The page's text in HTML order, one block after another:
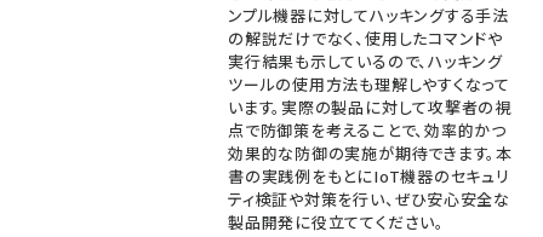
ンプル機器に対してハッキングする手法
の解説だけでなく、使用したコマンドや
実行結果も示しているので、ハッキング
ツールの使用方法も理解しやすくなって
います。実際の製品に対して攻撃者の視
点で防御策を考えることで、効率的かつ
効果的な防御の実施が期待できます。本
書の実践例をもとにIoT機器のセキュリ
ティ検証や対策を行い、ぜひ安心安全な
製品開発に役立ててください。